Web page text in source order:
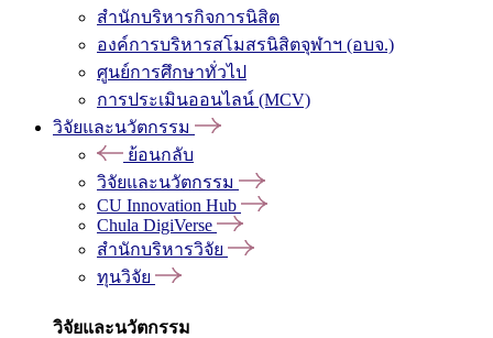
สำนักบริหารกิจการนิสิต
องค์การบริหารสโมสรนิสิตจุฬาฯ (อบจ.)
ศูนย์การศึกษาทั่วไป
การประเมินออนไลน์ (MCV)
วิจัยและนวัตกรรม
ย้อนกลับ
วิจัยและนวัตกรรม
CU Innovation Hub
Chula DigiVerse
สำนักบริหารวิจัย
ทุนวิจัย
วิจัยและนวัตกรรม